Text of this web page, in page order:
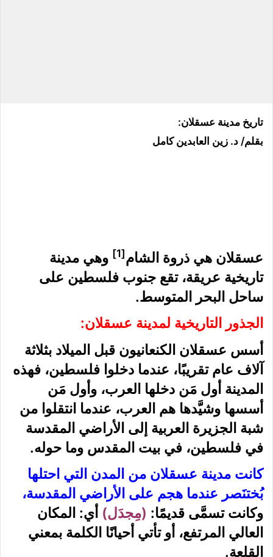
تاريخ مدينة عسقلان:
بقلم/ د. زين العابدين كامل
عسقلان هي ذروة الشام[1]
وهي مدينة
تاريخية عريقة، تقع جنوب فلسطين على
ساحل البحر المتوسط.
الجذور التاريخية لمدينة عسقلان:
أسس عسقلان الكنعانيون قبل الميلاد بثلاثة
آلاف عام تقريبًا، عندما دخلوا فلسطين، فهذه
المدينة أول مَن دخلها العرب، وأول مَن
أسسها وشيَّدها هم العرب، عندما انتقلوا من
شبة الجزيرة العربية إلى الأراضي المقدسة
في فلسطين، في بيت المقدس وما حوله.
كانت مدينة عسقلان من المدن التي احتلها
بُختنَصر عندما هجم على الأراضي المقدسة،
وكانت تسمَّى قديمًا: (مِجدَل) أي: المكان
العالي المرتفع، أو تأتي أحيانًا الكلمة بمعني
القلعة.